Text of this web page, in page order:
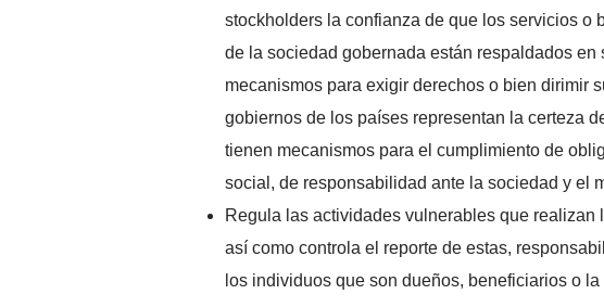
stockholders la confianza de que los servicios o
de la sociedad gobernada están respaldados en
mecanismos para exigir derechos o bien dirimir
gobiernos de los países representan la certeza
tienen mecanismos para el cumplimiento de
social, de responsabilidad ante la sociedad y el
Regula las actividades vulnerables que realizan
así como controla el reporte de estas,
los individuos que son dueños, beneficiarios o la